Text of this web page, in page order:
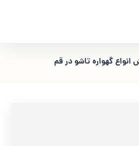
انواع گهواره تاشو در قم